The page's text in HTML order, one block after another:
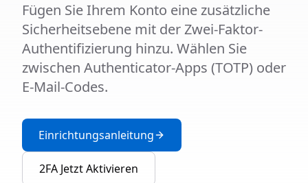
Fügen Sie Ihrem Konto eine zusätzliche
Sicherheitsebene mit der Zwei-Faktor-
Authentifizierung hinzu. Wählen Sie
zwischen Authenticator-Apps (TOTP) oder
E-Mail-Codes.
Einrichtungsanleitung
2FA Jetzt Aktivieren